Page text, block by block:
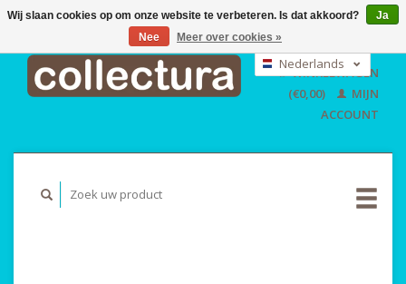
EUR
GBP
USD
Nederlands
English
WINKELWAGEN
(€0,00)
MIJN
ACCOUNT
Wij slaan cookies op om onze website te verbeteren. Is dat akkoord?
Ja
Nee
Meer over cookies »